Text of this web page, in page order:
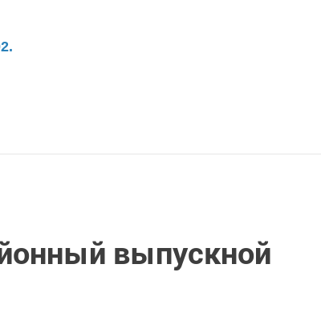
выпускной